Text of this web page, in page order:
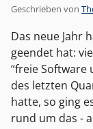
Geschrieben von
Das neue Jahr
geendet hat:
“freie Software
des letzten
hatte, so ging
rund um das -